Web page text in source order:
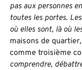
pas aux personnes
toutes les portes.
où elles sont, là où
maisons de
comme troisième
comprendre,